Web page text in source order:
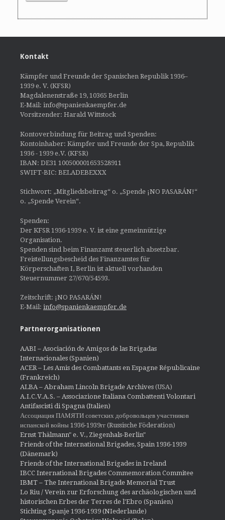
Kontakt
Kämpfer und Freunde der Spanischen Republik 1936–
1939 e. V. (KFSR)
Magdalenenstraße 19, 10365 Berlin
E-Mail: info@spanienkaempfer.de
Vorsitzender: Harald Wittstock
Kontoverbindung für Beitrag und Spenden:
Kontoinhaber: Kämpfer und Freunde der Spa, Republik
1936 - 1939 e.V. (KFSR)
IBAN: DE31 100500001653528911
SWIFT-BIC: BELADEBEXXX
Stichwort: „Mitgliedsbeitrag“ o. „Spende ¡NO PASARÁN!“
o. „Spende Verein“.
Spenden:
Der KFSR 1936-1939 e. V. ist eine gemeinnützige
Organisation.
Spenden sind beim Finanzamt steuerlich absetzbar.
Freistellungsbescheid des Finanzamtes für
Körperschaften I, Berlin ist aktuell vorhanden
Steuernummer 27/670/54593.
Zeitschrift: ¡NO PASARÁN!
E-Mail: info@spanienkaempfer.de
Partnerorganisationen
AABI – Asociación de Amigos de las Brigadas
Internacionales (Spanien)
ACER – Les Amis des Combattants en Espagne Républicaine
(Frankreich)
ALBA – Abraham Lincoln Brigade Archives (USA)
A.I.C.V.A.S. – Associazione Italiana Combattenti Volontari
Antifascisti di Spagna (Italien)
Ассоциация ПАМЯТИ советских добровольцев участников
испанской войны 1936-1939гг (Russische Föderation)
Ernst Thälmann" e. V., Ziegenhals-Berlin"
Friends of the International Brigades, Spain 1936-1939
(Dänemark)
Friends of the International Brigades in Ireland
IBCC International Brigades Commemoration Commitee
IBMT – The International Brigade Memorial Trust
Lo Riu / Verein zur Erforschung des archäologischen und
historischen Erbes der Terres de l'Ebro (Spanien)
Stichting Spanje 1936-1939 (NIederlande)